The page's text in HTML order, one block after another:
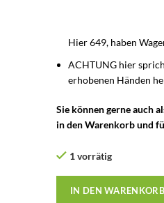
Hier 649, haben
ACHTUNG hier
erhobenen Händen
Sie können gerne auch
in den Warenkorb und
1 vorrätig
IN DEN WARENKORB